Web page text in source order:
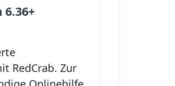
RedCrab. Zur